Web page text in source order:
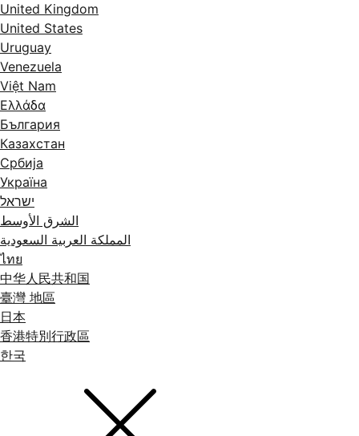
United Kingdom
United States
Uruguay
Venezuela
Việt Nam
Ελλάδα
България
Казахстан
Србија
Україна
ישראל
الشرق الأوسط
المملكة العربية السعودية
ไทย
中华人民共和国
臺灣 地區
日本
香港特別行政區
한국